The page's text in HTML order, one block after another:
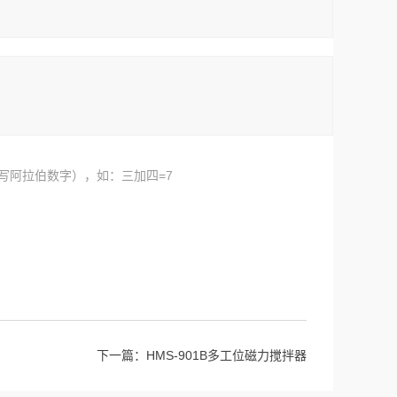
阿拉伯数字），如：三加四=7
下一篇： HMS-901B多工位磁力搅拌器